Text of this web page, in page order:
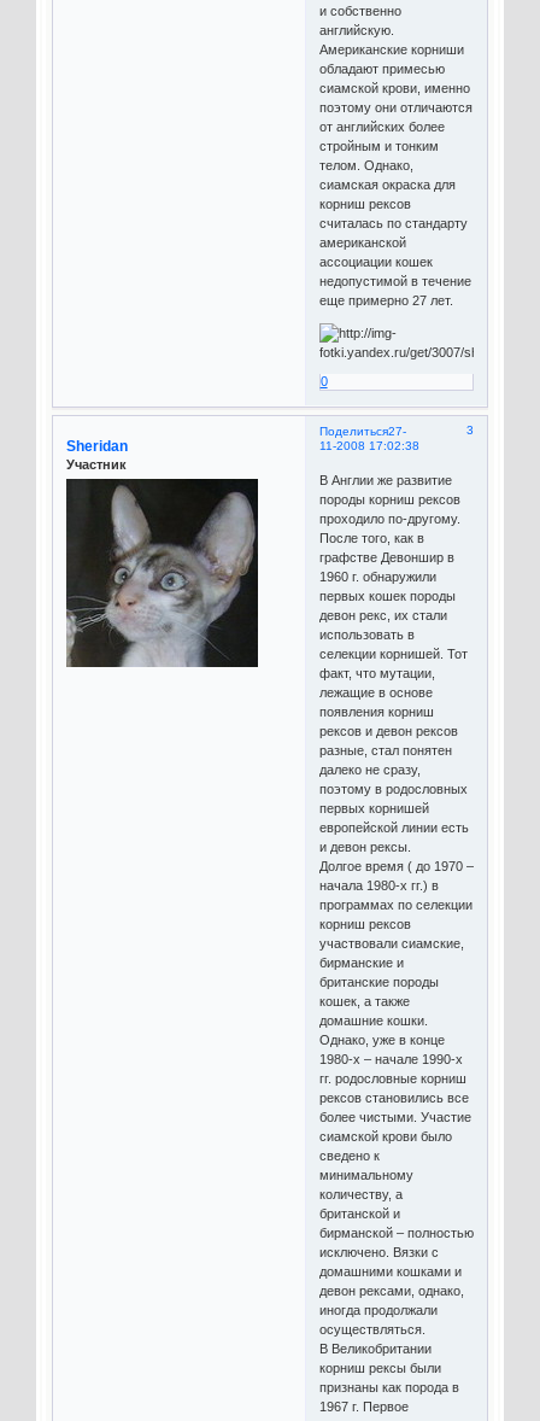
и собственно
английскую.
Американские корниши
обладают примесью
сиамской крови, именно
поэтому они отличаются
от английских более
стройным и тонким
телом. Однако,
сиамская окраска для
корниш рексов
считалась по стандарту
американской
ассоциации кошек
недопустимой в течение
еще примерно 27 лет.
0
Поделиться 3
27-
11-2008 17:02:38
Sheridan
Участник
В Англии же развитие
породы корниш рексов
проходило по-другому.
После того, как в
графстве Девоншир в
1960 г. обнаружили
первых кошек породы
девон рекс, их стали
использовать в
селекции корнишей. Тот
факт, что мутации,
лежащие в основе
появления корниш
рексов и девон рексов
разные, стал понятен
далеко не сразу,
поэтому в родословных
первых корнишей
европейской линии есть
и девон рексы.
Долгое время ( до 1970 –
начала 1980-х гг.) в
программах по селекции
корниш рексов
участвовали сиамские,
бирманские и
британские породы
кошек, а также
домашние кошки.
Однако, уже в конце
1980-х – начале 1990-х
гг. родословные корниш
рексов становились все
более чистыми. Участие
сиамской крови было
сведено к
минимальному
количеству, а
британской и
бирманской – полностью
исключено. Вязки с
домашними кошками и
девон рексами, однако,
иногда продолжали
осуществляться.
В Великобритании
корниш рексы были
признаны как порода в
1967 г. Первое